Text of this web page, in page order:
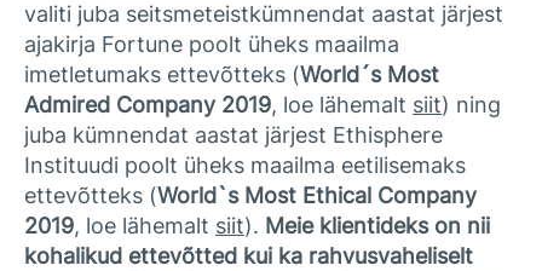
valiti juba seitsmeteistkümnendat aastat järjest
ajakirja Fortune poolt üheks maailma
imetletumaks ettevõtteks (World´s Most
Admired Company 2019, loe lähemalt siit) ning
juba kümnendat aastat järjest Ethisphere
Instituudi poolt üheks maailma eetilisemaks
ettevõtteks (World`s Most Ethical Company
2019, loe lähemalt siit). Meie klientideks on nii
kohalikud ettevõtted kui ka rahvusvaheliselt